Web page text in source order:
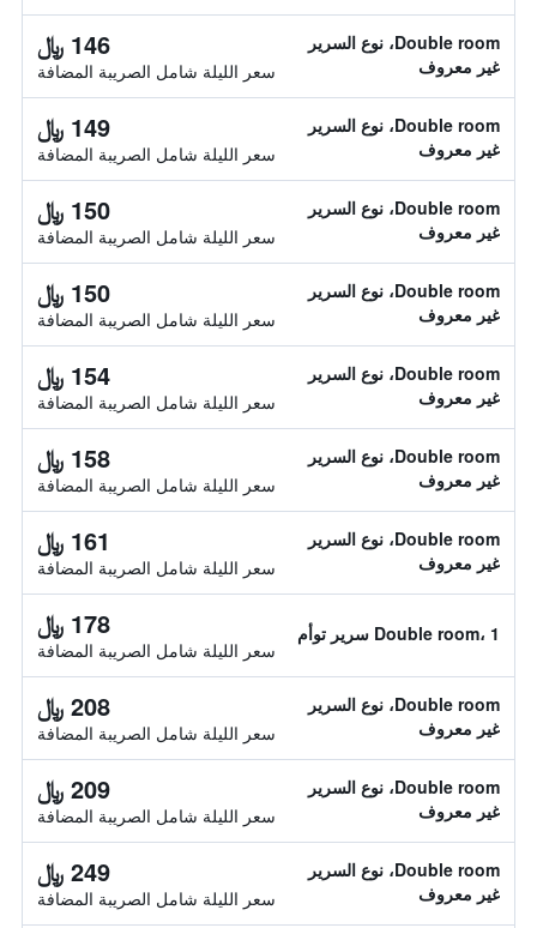
Double room، نوع السرير
غير معروف
146 ﷼
سعر الليلة شامل الصريبة المضافة
Double room، نوع السرير
غير معروف
149 ﷼
سعر الليلة شامل الصريبة المضافة
Double room، نوع السرير
غير معروف
150 ﷼
سعر الليلة شامل الصريبة المضافة
Double room، نوع السرير
غير معروف
150 ﷼
سعر الليلة شامل الصريبة المضافة
Double room، نوع السرير
غير معروف
154 ﷼
سعر الليلة شامل الصريبة المضافة
Double room، نوع السرير
غير معروف
158 ﷼
سعر الليلة شامل الصريبة المضافة
Double room، نوع السرير
غير معروف
161 ﷼
سعر الليلة شامل الصريبة المضافة
Double room، 1 سرير توأم 178 ﷼
سعر الليلة شامل الصريبة المضافة
Double room، نوع السرير
غير معروف
208 ﷼
سعر الليلة شامل الصريبة المضافة
Double room، نوع السرير
غير معروف
209 ﷼
سعر الليلة شامل الصريبة المضافة
Double room، نوع السرير
غير معروف
249 ﷼
سعر الليلة شامل الصريبة المضافة